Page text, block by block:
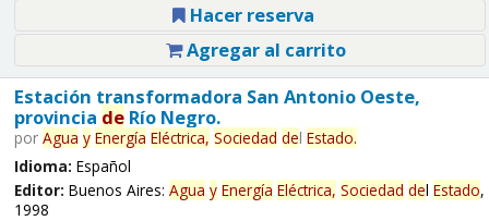
Hacer reserva
Agregar al carrito
Estación transformadora San Antonio Oeste,
provincia deRío Negro.
por Agua y Energía Eléctrica, Sociedad del Estado.
Idioma: Español
Editor: Buenos Aires: Agua y Energía Eléctrica, Sociedad del Estado,
1998